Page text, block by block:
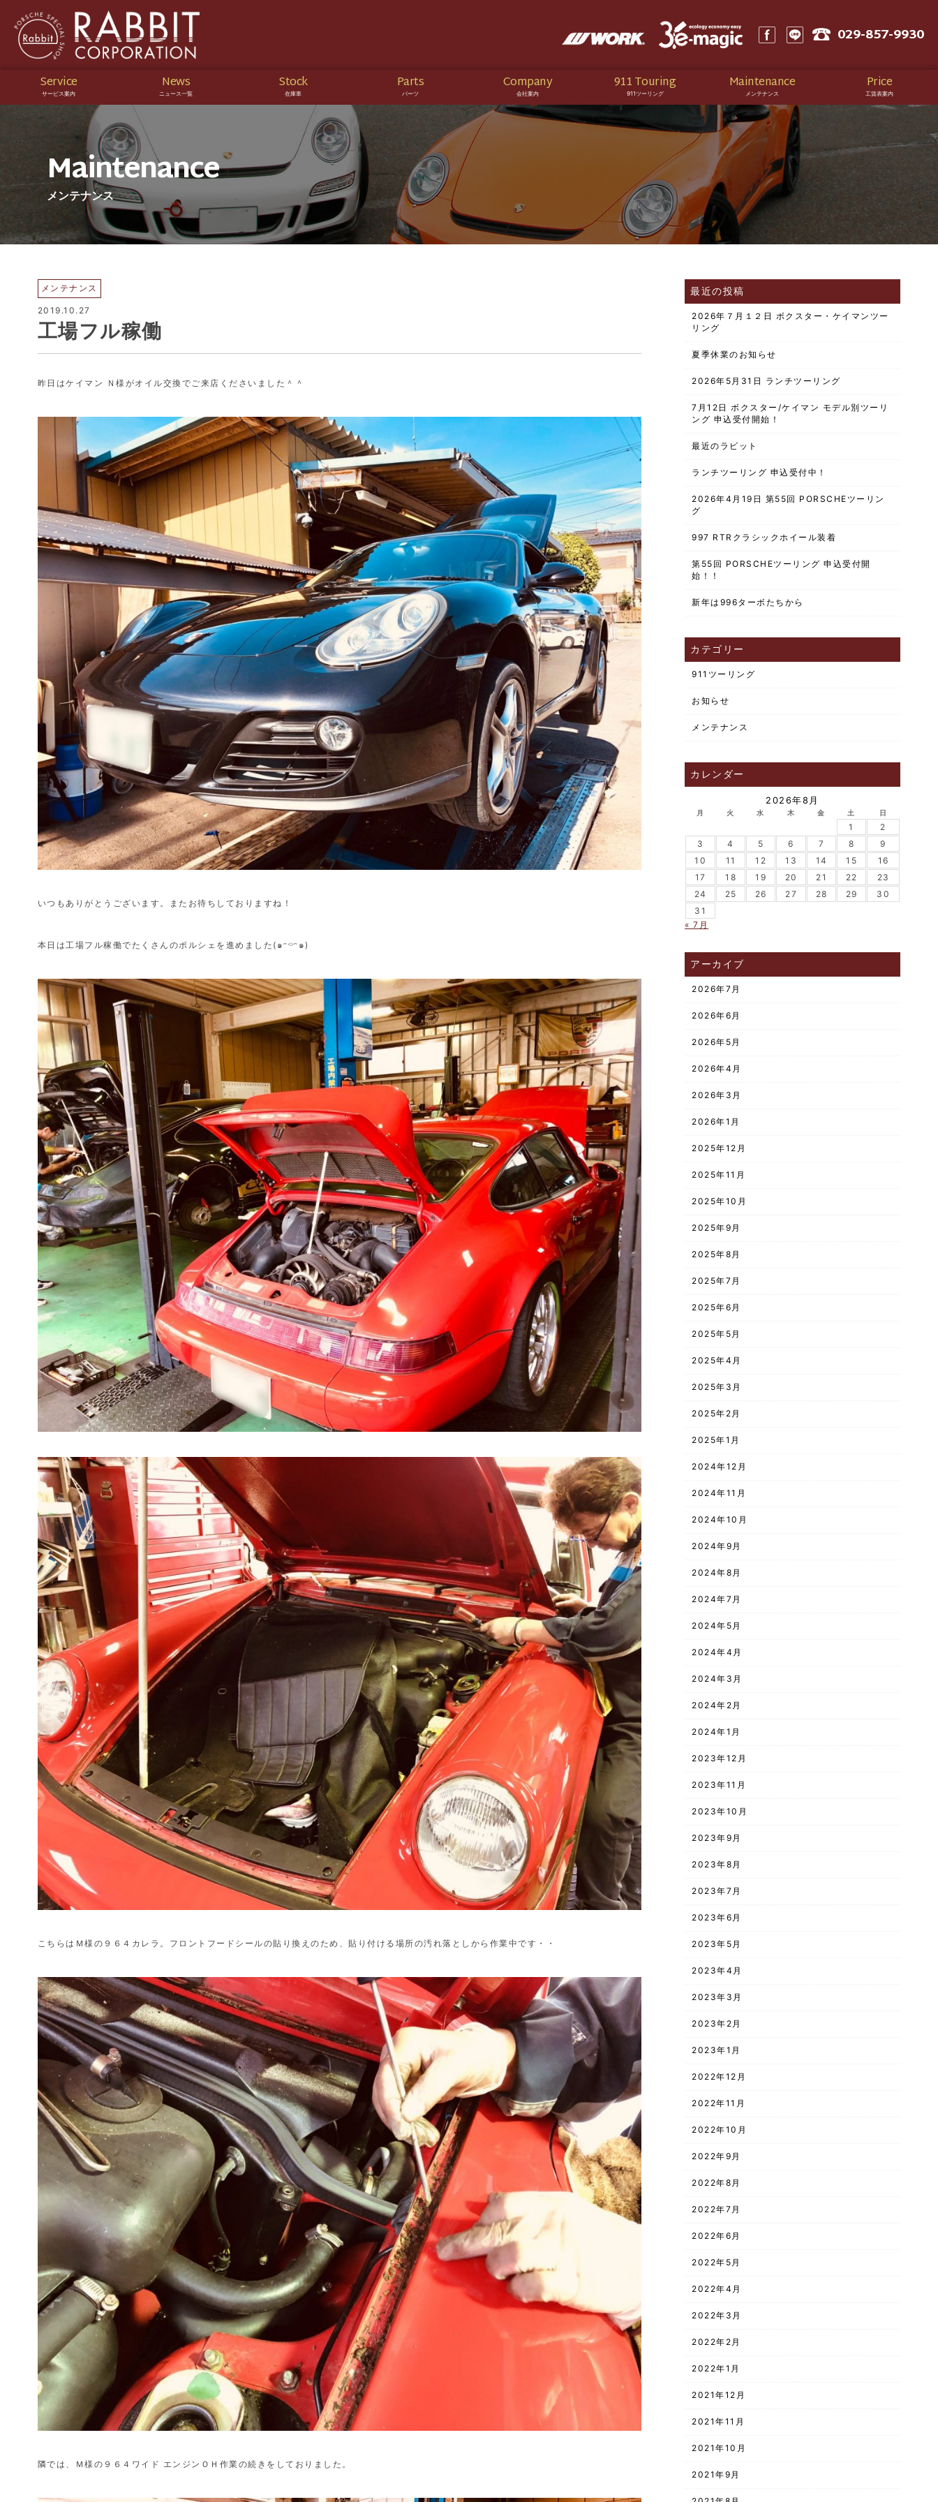
029-857-9930
Service
サービス案内
News
ニュース一覧
Stock
在庫車
Parts
パーツ
Company
会社案内
911 Touring
911ツーリング
Maintenance
メンテナンス
Price
工賃表案内
Maintenance
メンテナンス
メンテナンス
2019.10.27
工場フル稼働
昨日はケイマン Ｎ様がオイル交換でご来店くださいました＾＾
いつもありがとうございます。またお待ちしておりますね！
本日は工場フル稼働でたくさんのポルシェを進めました(๑ᵔ⌔ᵔ๑)
こちらはＭ様の９６４カレラ。フロントフードシールの貼り換えのため、貼り付ける場所の汚れ落としから作業中です・・
隣では、Ｍ様の９６４ワイド エンジンＯＨ作業の続きをしておりました。
最近の投稿
2026年７月１２日 ボクスター・ケイマンツー
リング
夏季休業のお知らせ
2026年5月31日 ランチツーリング
7月12日 ボクスター/ケイマン モデル別ツーリ
ング 申込受付開始！
最近のラビット
ランチツーリング 申込受付中！
2026年4月19日 第55回 PORSCHEツーリン
グ
997 RTRクラシックホイール装着
第55回 PORSCHEツーリング 申込受付開
始！！
新年は996ターボたちから
カテゴリー
911ツーリング
お知らせ
メンテナンス
カレンダー
2026年8月
月 火 水 木 金 土 日
1
2
3
4 5 6 7 8
9
10
11 12 13 14 15
16
17
18 19 20 21 22
23
24
25 26 27 28 29
30
31
« 7月
アーカイブ
2026年7月
2026年6月
2026年5月
2026年4月
2026年3月
2026年1月
2025年12月
2025年11月
2025年10月
2025年9月
2025年8月
2025年7月
2025年6月
2025年5月
2025年4月
2025年3月
2025年2月
2025年1月
2024年12月
2024年11月
2024年10月
2024年9月
2024年8月
2024年7月
2024年5月
2024年4月
2024年3月
2024年2月
2024年1月
2023年12月
2023年11月
2023年10月
2023年9月
2023年8月
2023年7月
2023年6月
2023年5月
2023年4月
2023年3月
2023年2月
2023年1月
2022年12月
2022年11月
2022年10月
2022年9月
2022年8月
2022年7月
2022年6月
2022年5月
2022年4月
2022年3月
2022年2月
2022年1月
2021年12月
2021年11月
2021年10月
2021年9月